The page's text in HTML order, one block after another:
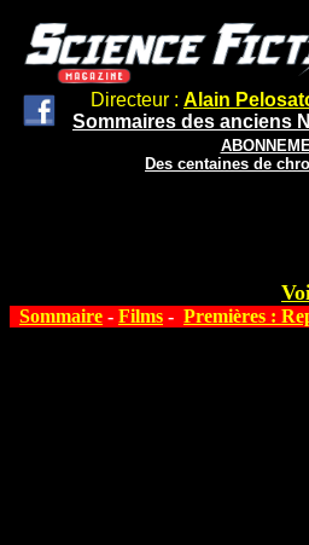
Directeur : Alain
Sommaires des anciens
Des centaines de
Sommaire - Films - Premières :